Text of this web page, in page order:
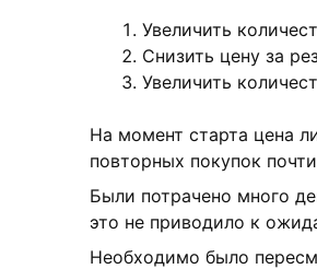
Увеличить
Снизить цену за
Увеличить
На момент старта цена
повторных покупок
Были потрачено много
это не приводило к
Необходимо было